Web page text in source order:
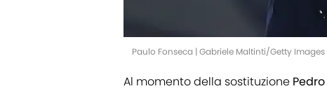
Paulo Fonseca | Gabriele Maltinti/Getty Images
Al momento della sostituzione Pedro